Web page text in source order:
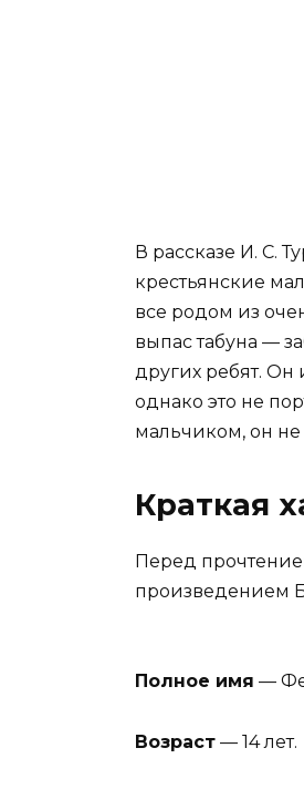
В рассказе И. С.
крестьянские
все родом из
выпас табуна —
других ребят. Он
однако это не
мальчиком, он
Краткая
Перед
произведением
Полное имя —
Возраст — 14 лет.